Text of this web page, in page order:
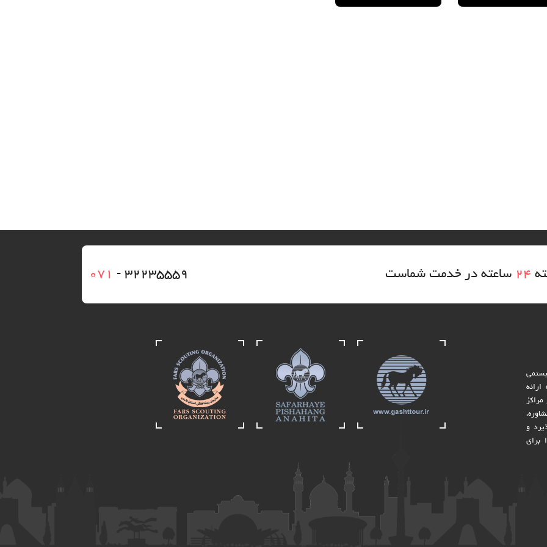
24 ساعته در خدمت شماست 071 - 32235559
تخصص و تجربه 30 ساله ارائه
و
برای